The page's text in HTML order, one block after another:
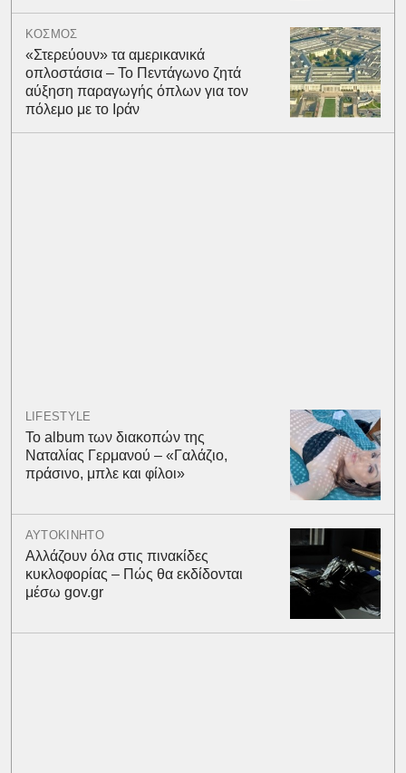
ΚΟΣΜΟΣ
«Στερεύουν» τα αμερικανικά
οπλοστάσια – Το Πεντάγωνο ζητά
αύξηση παραγωγής όπλων για τον
πόλεμο με το Ιράν
LIFESTYLE
Το album των διακοπών της
Ναταλίας Γερμανού – «Γαλάζιο,
πράσινο, μπλε και φίλοι»
ΑΥΤΟΚΙΝΗΤΟ
Αλλάζουν όλα στις πινακίδες
κυκλοφορίας – Πώς θα εκδίδονται
μέσω gov.gr